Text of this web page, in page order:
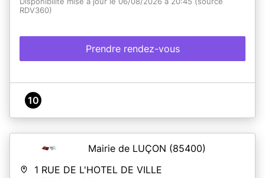
RDV360)
Prendre rendez-vous
10
Mairie de LUÇON (85400)
1 RUE DE L'HOTEL DE VILLE